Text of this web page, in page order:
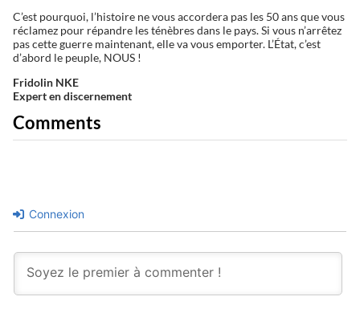
C’est pourquoi, l’histoire ne vous accordera pas les 50 ans que vous
réclamez pour répandre les ténèbres dans le pays. Si vous n’arrêtez
pas cette guerre maintenant, elle va vous emporter. L’État, c’est
d’abord le peuple, NOUS !
Fridolin NKE
Expert en discernement
Comments
Connexion